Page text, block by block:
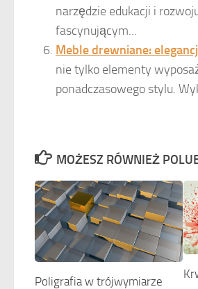
narzędzie edukacji i
fascynującym...
Meble drewniane:
nie tylko elementy
ponadczasowego stylu.
MOŻESZ RÓWNIEŻ
Poligrafia w trójwymiarze